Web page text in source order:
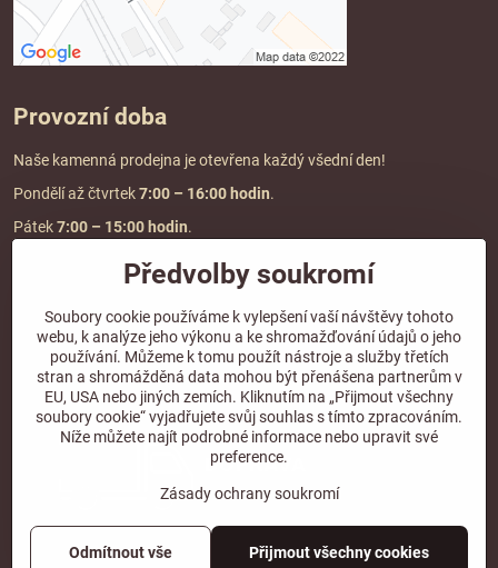
Provozní doba
Naše kamenná prodejna je otevřena každý všední den!
Pondělí až čtvrtek7:00 – 16:00 hodin.
Pátek7:00 – 15:00 hodin.
Doprava a platba
DOPRAVA ZDARMA
při objednávce nad2000 Kč vč. DPH.
*Nevztahuje se na paletovou přepravu.
Předvolby soukromí
Soubory cookie používáme k vylepšení vaší návštěvy tohoto
webu, k analýze jeho výkonu a ke shromažďování údajů o jeho
používání. Můžeme k tomu použít nástroje a služby třetích
stran a shromážděná data mohou být přenášena partnerům v
EU, USA nebo jiných zemích. Kliknutím na „Přijmout všechny
soubory cookie“ vyjadřujete svůj souhlas s tímto zpracováním.
Níže můžete najít podrobné informace nebo upravit své
preference.
Zásady ochrany soukromí
Přijmout všechny cookies
Odmítnout vše